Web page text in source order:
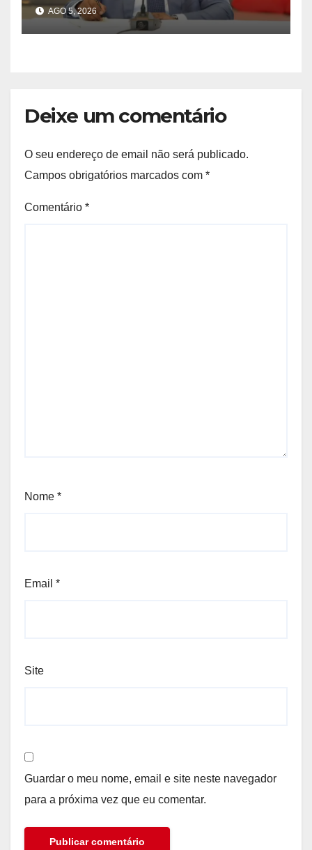
AGO 5, 2026
Deixe um comentário
O seu endereço de email não será publicado.
Campos obrigatórios marcados com *
Comentário *
Nome *
Email *
Site
Guardar o meu nome, email e site neste navegador
para a próxima vez que eu comentar.